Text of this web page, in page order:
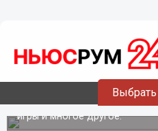
Рождественские
января в парке
имени 1 Мая в
В программе праздника
представление детского
игры и многое другое.